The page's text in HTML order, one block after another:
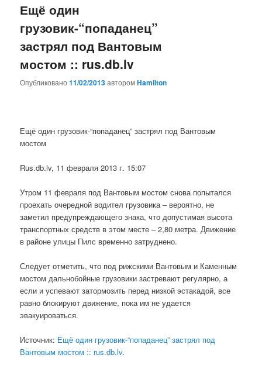
Ещё один
грузовик-“попаданец”
застрял под Вантовым
мостом :: rus.db.lv
Опубликовано11/02/2013авторомHamilton
Ещё один грузовик-“попаданец” застрял под Вантовым
мостом
Rus.db.lv, 11 февраля 2013 г. 15:07
Утром 11 февраля под Вантовым мостом снова попытался
проехать очередной водител грузовика – вероятно, не
заметил предупреждающего знака, что допустимая высота
транспортных средств в этом месте – 2,80 метра. Движение
в районе улицы Пилс временно затруднено.
Следует отметить, что под рижскими Вантовым и Каменным
мостом дальнобойные грузовики застревают регулярно, а
если и успевают затормозить перед низкой эстакадой, все
равно блокируют движение, пока им не удается
эвакуироваться.
Источник: Ещё один грузовик-“попаданец” застрял под
Вантовым мостом :: rus.db.lv.